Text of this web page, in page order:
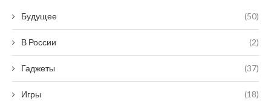
Будущее (50)
В России (2)
Гаджеты (37)
Игры (18)